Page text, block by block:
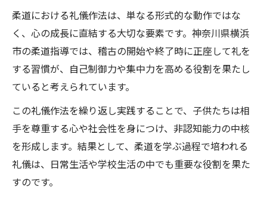
柔道における礼儀作法は、単なる形式的な動作ではな
く、心の成長に直結する大切な要素です。神奈川県横浜
市の柔道指導では、稽古の開始や終了時に正座して礼を
する習慣が、自己制御力や集中力を高める役割を果たし
ていると考えられています。
この礼儀作法を繰り返し実践することで、子供たちは相
手を尊重する心や社会性を身につけ、非認知能力の中核
を形成します。結果として、柔道を学ぶ過程で培われる
礼儀は、日常生活や学校生活の中でも重要な役割を果た
すのです。